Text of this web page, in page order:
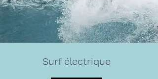
Surf électrique